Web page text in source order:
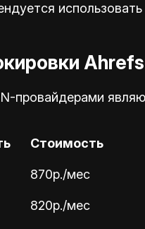
Ahrefs
провайдерами
Стоимость
870р./мес
820р./мес